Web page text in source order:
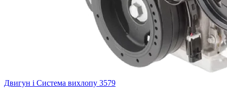
Двигун і Система вихлопу 3579